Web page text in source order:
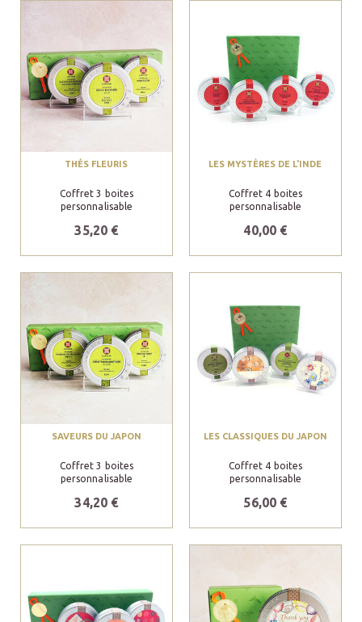
THÉS FLEURIS
Coffret 3 boites
personnalisable
35,20 €
LES MYSTÈRES DE L'INDE
Coffret 4 boites
personnalisable
40,00 €
SAVEURS DU JAPON
Coffret 3 boites
personnalisable
34,20 €
LES CLASSIQUES DU JAPON
Coffret 4 boites
personnalisable
56,00 €